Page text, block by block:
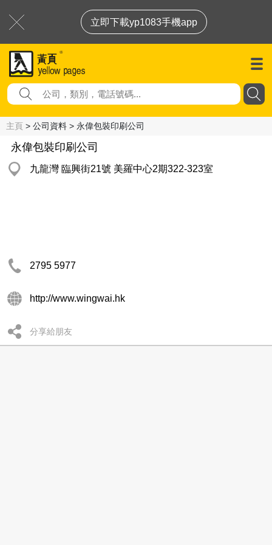
立即下載yp1083手機app
主頁 > 公司資料 > 永偉包裝印刷公司
永偉包裝印刷公司
九龍灣 臨興街21號 美羅中心2期322-323室
2795 5977
http://www.wingwai.hk
分享給朋友